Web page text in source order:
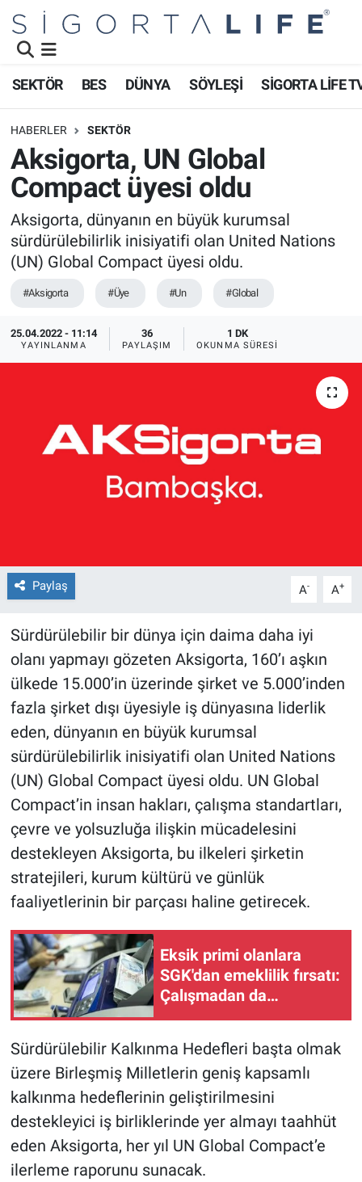
SEKTÖR BES DÜNYA SÖYLEŞİ SİGORTA LİFE
HABERLER SEKTÖR
Aksigorta, UN Global
Compact üyesi oldu
Aksigorta, dünyanın en büyük kurumsal
sürdürülebilirlik inisiyatifi olan United Nations
(UN) Global Compact üyesi oldu.
#Aksigorta #Üye #Un #Global
25.04.2022 - 11:14
YAYINLANMA
36
PAYLAŞIM
1 DK
OKUNMA SÜRESI
Paylaş A- A+
Sürdürülebilir bir dünya için daima daha iyi
olanı yapmayı gözeten Aksigorta, 160’ı aşkın
ülkede 15.000’in üzerinde şirket ve 5.000’inden
fazla şirket dışı üyesiyle iş dünyasına liderlik
eden, dünyanın en büyük kurumsal
sürdürülebilirlik inisiyatifi olan United Nations
(UN) Global Compact üyesi oldu. UN Global
Compact’in insan hakları, çalışma standartları,
çevre ve yolsuzluğa ilişkin mücadelesini
destekleyen Aksigorta, bu ilkeleri şirketin
stratejileri, kurum kültürü ve günlük
faaliyetlerinin bir parçası haline getirecek.
Eksik primi olanlara
SGK'dan emeklilik fırsatı:
Çalışmadan da
tamamlamak mümkün
Sürdürülebilir Kalkınma Hedefleri başta olmak
üzere Birleşmiş Milletlerin geniş kapsamlı
kalkınma hedeflerinin geliştirilmesini
destekleyici iş birliklerinde yer almayı taahhüt
eden Aksigorta, her yıl UN Global Compact’e
ilerleme raporunu sunacak.
Namaz Vakitleri
Trafik Durumu
Süper Lig Puan Durumu ve Fikstür
Tüm Manşetler
Haber Arşivi